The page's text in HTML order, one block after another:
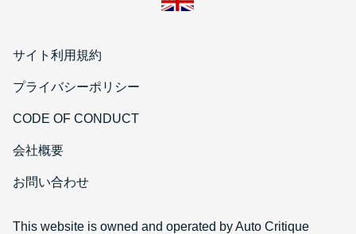
サイト利用規約
プライバシーポリシー
CODE OF CONDUCT
会社概要
お問い合わせ
This website is owned and operated by Auto Critique